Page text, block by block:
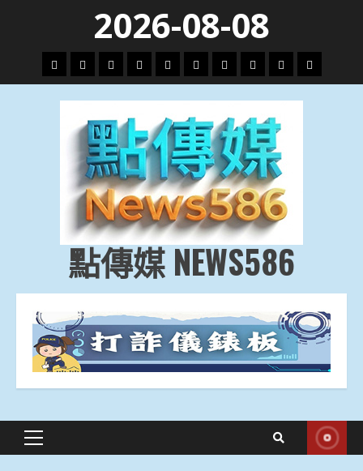
content
2026-08-08
頭
條
財
經
地
方.
會
文
教.
技
專
題
娛
樂
劇
政
治
國
際
運
動
生
活
點傳媒 NEWS586
Primary